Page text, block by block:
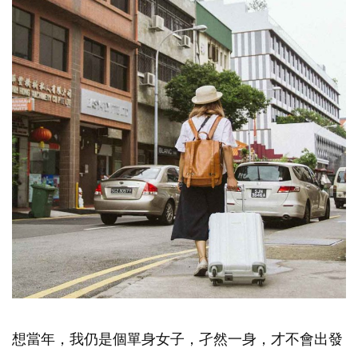
想當年，我仍是個單身女子，孑然一身，才不會出發